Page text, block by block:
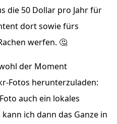
die 50 Dollar pro Jahr für
dort sowie fürs
werfen. 🤔
der Moment
Fotos herunterzuladen:
auch ein lokales
ich dann das Ganze in